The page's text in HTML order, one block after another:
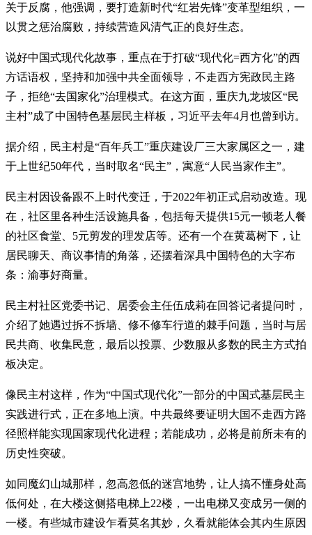
关于反腐，他强调，要打造新时代“红岩先锋”变革型组织，一
以贯之惩治腐败，持续营造风清气正的良好生态。
说好中国式现代化故事，重点在于打破“现代化=西方化”的西
方话语权，坚持和加强中共全面领导，不走西方宪政民主路
子，拒绝“去国家化”治理模式。在这方面，重庆九龙坡区“民
主村”成了中国特色基层民主样板，习近平去年4月也曾到访。
据介绍，民主村是“百年兵工”重庆建设厂三大家属区之一，建
于上世纪50年代，当时取名“民主”，寓意“人民当家作主”。
民主村因设备跟不上时代变迁，于2022年初正式启动改造。现
在，社区里各种生活设施具备，包括每天提供15元一顿老人餐
的社区食堂、5元剪发的理发店等。还有一个在黄葛树下，让
居民聊天、商议事情的角落，还摆着深具中国特色的大字布
条：渝事好商量。
民主村社区党委书记、居委会主任伍成莉在回答记者提问时，
介绍了她遇过拆不拆墙、修不修车行道的棘手问题，当时与居
民共商、收集民意，最后以投票、少数服从多数的民主方式拍
板决定。
像民主村这样，作为“中国式现代化”一部分的中国式基层民主
实践进行式，正在多地上演。中共最终要证明大国不走西方路
径照样能实现国家现代化进程；若能成功，必将是前所未有的
历史性突破。
如同魔幻山城那样，忽高忽低的迷宫地势，让人搞不懂身处高
低何处，在大楼这侧搭电梯上22楼，一出电梯又变成另一侧的
一楼。有些城市建设乍看莫名其妙，久看就能体会其内生原因